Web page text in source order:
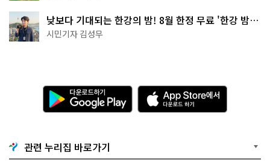
낮보다 기대되는 한강의 밤! 8월 한정 무료 '한강 밤
핑' 예약은?
시민기자 김성무
다
운
로
기
G
o
A
p
p
e
관련 누리집 바로가기